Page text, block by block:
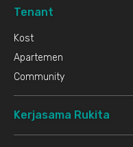
Tenant
Kost
Apartemen
Community
Kerjasama Rukita